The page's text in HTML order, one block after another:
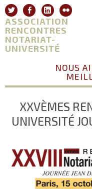
Aller
au
contenu
TwitterFacebook
LinkedinFlickr
ASSOCIATION
RENCONTRES
NOTARIAT-
UNIVERSITÉ
NOUS
XXVÈMES
UNIVERSITÉ